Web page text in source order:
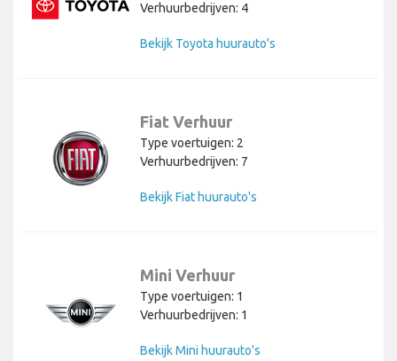
Verhuurbedrijven: 4
Bekijk Toyota huurauto's
Fiat Verhuur
Type voertuigen: 2
Verhuurbedrijven: 7
Bekijk Fiat huurauto's
Mini Verhuur
Type voertuigen: 1
Verhuurbedrijven: 1
Bekijk Mini huurauto's